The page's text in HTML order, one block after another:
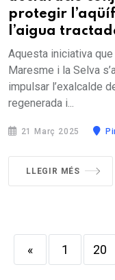
protegir
l’aigua
Aquesta iniciativa que
Maresme i la Selva
impulsar l’exalcalde
regenerada i...
21 Març 2025
LLEGIR MÉS
« 1 20